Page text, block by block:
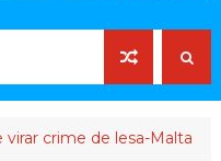
de lesa-Malta ATIVISTA